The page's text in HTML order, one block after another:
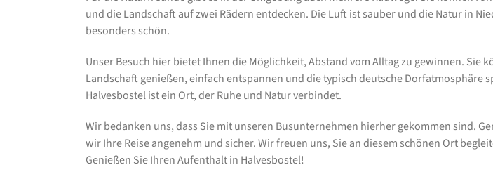
und die Landschaft auf zwei Rädern entdecken. Die Luft ist sauber und die Natur in
besonders schön.
Unser Besuch hier bietet Ihnen die Möglichkeit, Abstand vom Alltag zu gewinnen. Sie
Landschaft genießen, einfach entspannen und die typisch deutsche Dorfatmosphäre
Halvesbostel ist ein Ort, der Ruhe und Natur verbindet.
Wir bedanken uns, dass Sie mit unseren Busunternehmen hierher gekommen sind.
wir Ihre Reise angenehm und sicher. Wir freuen uns, Sie an diesem schönen Ort
Genießen Sie Ihren Aufenthalt in Halvesbostel!